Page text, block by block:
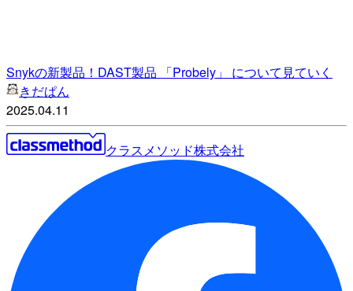
Snykの新製品！DAST製品 「Probely」 について見ていく
きだぱん
2025.04.11
クラスメソッド株式会社